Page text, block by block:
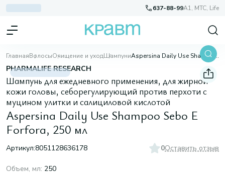
637-88-99A1, МТС, Life
ГлавнаяВолосыОчищение и уходШампуни Aspersina Daily Use Shampoo Sebo E Forfora, 250 мл
PHARMALIFE RESEARCH
Шампунь для ежедневного применения, для жирной
кожи головы, себорегулирующий против перхоти с
муцином улитки и салициловой кислотой
Aspersina Daily Use Shampoo Sebo E
Forfora, 250 мл
Артикул:8051128636178 0Оставить отзыв
Объем, мл: 250